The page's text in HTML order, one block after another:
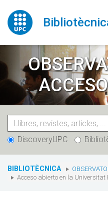
contenido
principal
DiscoveryUPC
You
are
BIBLIOTÈCNICA
Acceso abierto en la